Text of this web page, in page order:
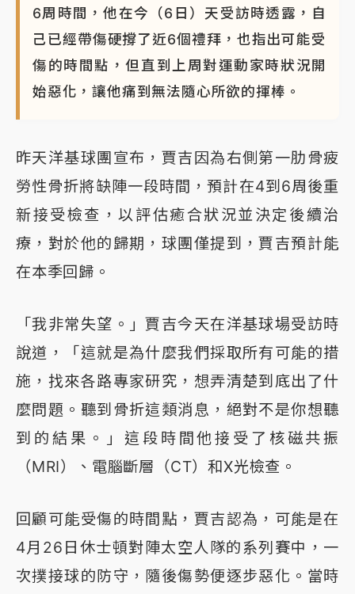
6周時間，他在今（6日）天受訪時透露，自
己已經帶傷硬撐了近6個禮拜，也指出可能受
傷的時間點，但直到上周對運動家時狀況開
始惡化，讓他痛到無法隨心所欲的揮棒。
昨天洋基球團宣布，賈吉因為右側第一肋骨疲
勞性骨折將缺陣一段時間，預計在4到6周後重
新接受檢查，以評估癒合狀況並決定後續治
療，對於他的歸期，球團僅提到，賈吉預計能
在本季回歸。
「我非常失望。」賈吉今天在洋基球場受訪時
說道，「這就是為什麼我們採取所有可能的措
施，找來各路專家研究，想弄清楚到底出了什
麼問題。聽到骨折這類消息，絕對不是你想聽
到的結果。」這段時間他接受了核磁共振
（MRI）、電腦斷層（CT）和X光檢查。
回顧可能受傷的時間點，賈吉認為，可能是在
4月26日休士頓對陣太空人隊的系列賽中，一
次撲接球的防守，隨後傷勢便逐步惡化。當時